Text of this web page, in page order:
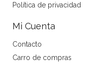
Política de privacidad
Mi Cuenta
Contacto
Carro de compras